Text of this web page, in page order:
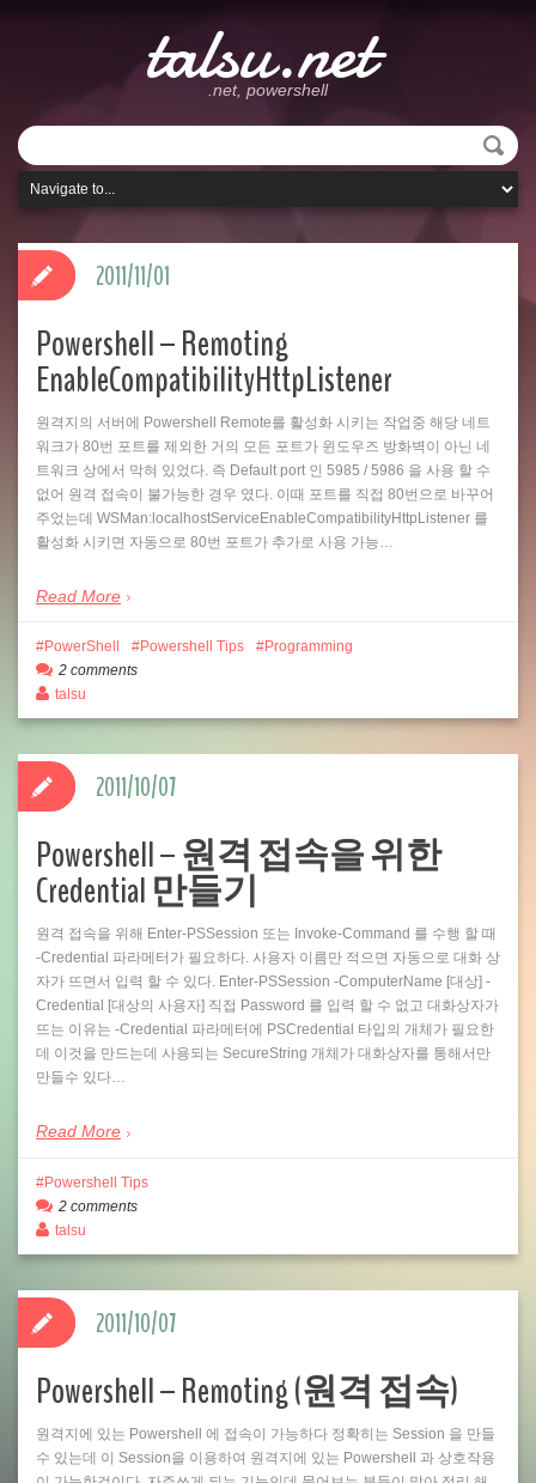
talsu.net
.net, powershell
Powershell – Remoting
EnableCompatibilityHttpListener
원격지의 서버에 Powershell Remote를 활성화 시키는 작업중 해당 네트
워크가 80번 포트를 제외한 거의 모든 포트가 윈도우즈 방화벽이 아닌 네
트워크 상에서 막혀 있었다. 즉 Default port 인 5985 / 5986 을 사용 할 수
없어 원격 접속이 불가능한 경우 였다. 이때 포트를 직접 80번으로 바꾸어
주었는데 WSMan:localhostServiceEnableCompatibilityHttpListener 를
활성화 시키면 자동으로 80번 포트가 추가로 사용 가능…
Read More
2011/11/01
PowerShell Powershell Tips
Programming
2 comments
talsu
Powershell – 원격 접속을 위한
Credential 만들기
원격 접속을 위해 Enter-PSSession 또는 Invoke-Command 를 수행 할 때
-Credential 파라메터가 필요하다. 사용자 이름만 적으면 자동으로 대화 상
자가 뜨면서 입력 할 수 있다. Enter-PSSession -ComputerName [대상] -
Credential [대상의 사용자] 직접 Password 를 입력 할 수 없고 대화상자가
뜨는 이유는 -Credential 파라메터에 PSCredential 타입의 개체가 필요한
데 이것을 만드는데 사용되는 SecureString 개체가 대화상자를 통해서만
만들수 있다…
Read More
2011/10/07
Powershell Tips
2 comments
talsu
Powershell – Remoting (원격 접속)
원격지에 있는 Powershell 에 접속이 가능하다 정확히는 Session 을 만들
수 있는데 이 Session을 이용하여 원격지에 있는 Powershell 과 상호작용
2011/10/07